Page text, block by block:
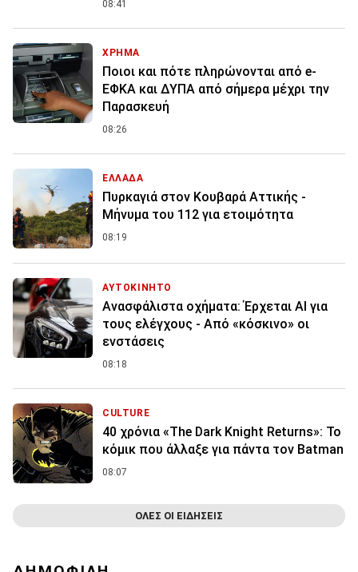
08:41
ΧΡΗΜΑ
Ποιοι και πότε πληρώνονται από e-
ΕΦΚΑ και ΔΥΠΑ από σήμερα μέχρι την
Παρασκευή
08:26
ΕΛΛΑΔΑ
Πυρκαγιά στον Κουβαρά Αττικής -
Μήνυμα του 112 για ετοιμότητα
08:19
ΑΥΤΟΚΙΝΗΤΟ
Ανασφάλιστα οχήματα: Έρχεται ΑΙ για
τους ελέγχους - Από «κόσκινο» οι
ενστάσεις
08:18
CULTURE
40 χρόνια «The Dark Knight Returns»: Το
κόμικ που άλλαξε για πάντα τον Batman
08:07
ΟΛΕΣ ΟΙ ΕΙΔΗΣΕΙΣ